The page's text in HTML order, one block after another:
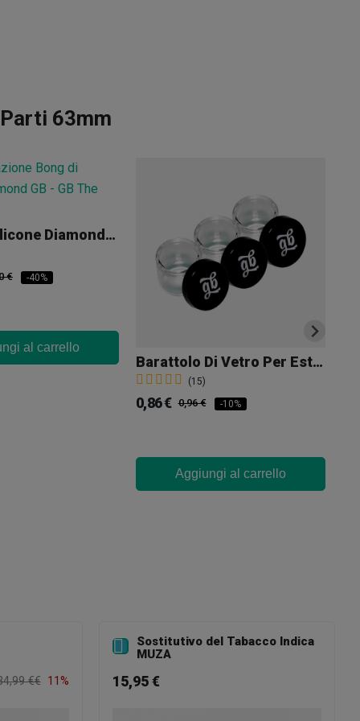
63mm
Bong Di Silicone Diamond GB
€ -40%
al carrello
Barattolo Di Vetro Per Estrazioni GB
(15)
0,86 € 0,96 € -10%
Aggiungi al carrello
€€ 11%

Sostitutivo del Tabacco Indica
MUZA
15,95 €